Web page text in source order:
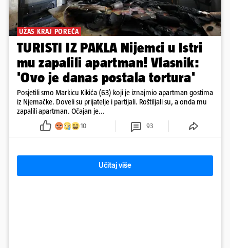
UŽAS KRAJ POREČA
TURISTI IZ PAKLA Nijemci u Istri
mu zapalili apartman! Vlasnik:
'Ovo je danas postala tortura'
Posjetili smo Markicu Kikića (63) koji je iznajmio apartman gostima
iz Njemačke. Doveli su prijatelje i partijali. Roštiljali su, a onda mu
zapalili apartman. Očajan je...
10 93
Učitaj više